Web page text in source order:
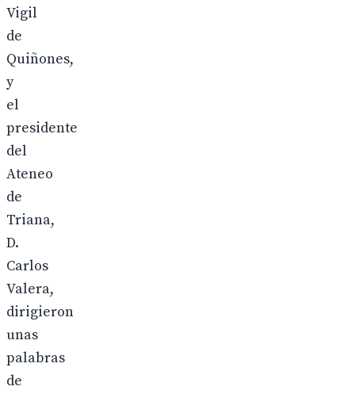
Vigil
de
Quiñones,
y
el
presidente
del
Ateneo
de
Triana,
D.
Carlos
Valera,
dirigieron
unas
palabras
de